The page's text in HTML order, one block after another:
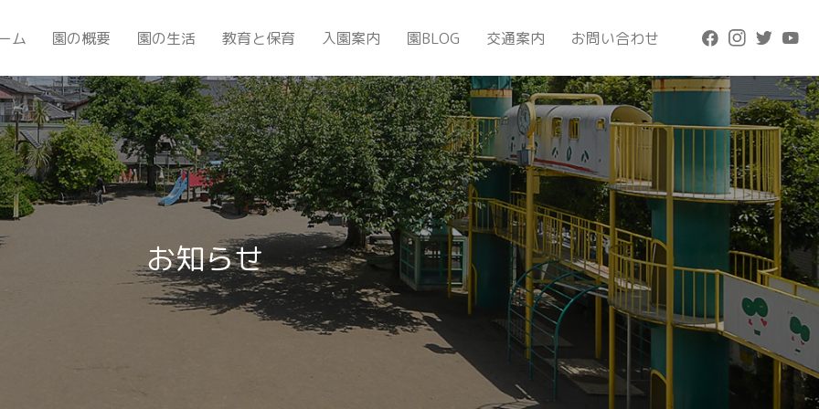
ム 園の概要 園の生活 教育と保育 入園案内 園BLOG 交通案内 お問い合わせ
お知らせ